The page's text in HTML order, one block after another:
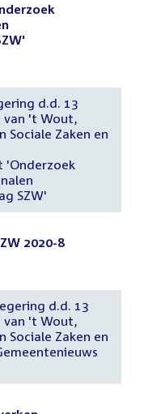
d.d. 13
van 't Wout,
Sociale Zaken en
'Onderzoek
SZW'
2020-8
d.d. 13
van 't Wout,
Sociale Zaken en